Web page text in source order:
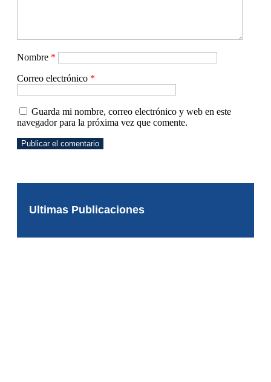
Nombre *
Correo electrónico *
Guarda mi nombre, correo electrónico y web en este
navegador para la próxima vez que comente.
Ultimas Publicaciones